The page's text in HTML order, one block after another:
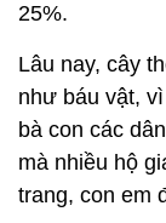
25%.
Lâu nay, cây
như báu vật,
bà con các
mà nhiều hộ
trang, con em